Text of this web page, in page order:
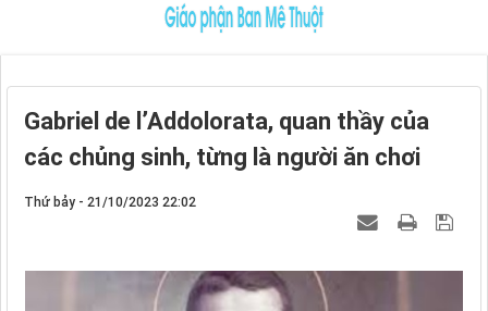
Gabriel de l’Addolorata, quan thầy của
các chủng sinh, từng là người ăn chơi
Thứ bảy - 21/10/2023 22:02